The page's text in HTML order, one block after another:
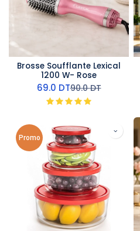
Brosse Soufflante Lexical
1200 W- Rose
69.0 DT90.0DT
Promo